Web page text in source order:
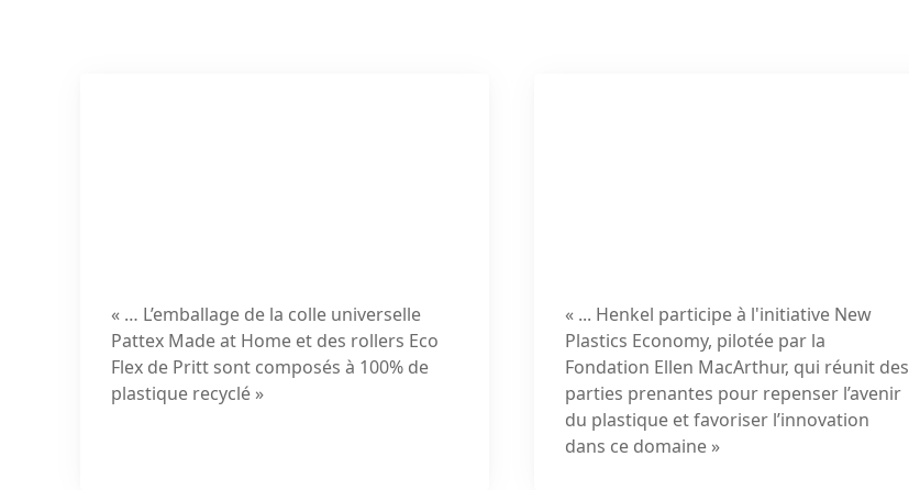
« … L’emballage de la colle universelle
Pattex Made at Home et des rollers Eco
Flex de Pritt sont composés à 100% de
plastique recyclé »
« ... Henkel participe à l'initiative New
Plastics Economy, pilotée par la
Fondation Ellen MacArthur, qui réunit des
parties prenantes pour repenser l’avenir
du plastique et favoriser l’innovation
dans ce domaine »